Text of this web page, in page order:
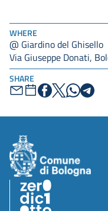
WHERE
@ Giardino del Ghisello
Via Giuseppe Donati,
SHARE